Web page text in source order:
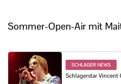
Sommer-Open-Air mit
SCHLAGER NEWS
Schlagerstar Vincent